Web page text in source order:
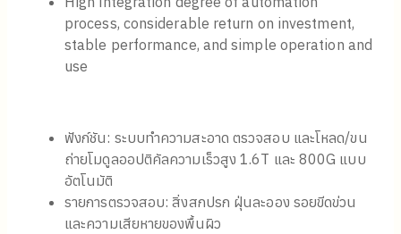
process, considerable return on investment,
stable performance, and simple operation and
use
ฟังก์ชัน: ระบบทำความสะอาด ตรวจสอบ และโหลด/ขน
ถ่ายโมดูลออปติคัลความเร็วสูง 1.6T และ 800G แบบ
อัตโนมัติ
รายการตรวจสอบ: สิ่งสกปรก ฝุ่นละออง รอยขีดข่วน
และความเสียหายของพื้นผิว